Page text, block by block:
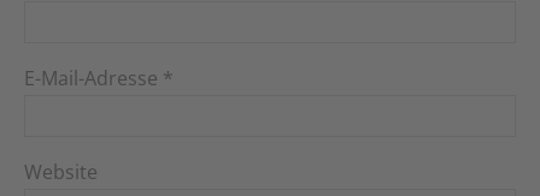
E-Mail-Adresse *
Website